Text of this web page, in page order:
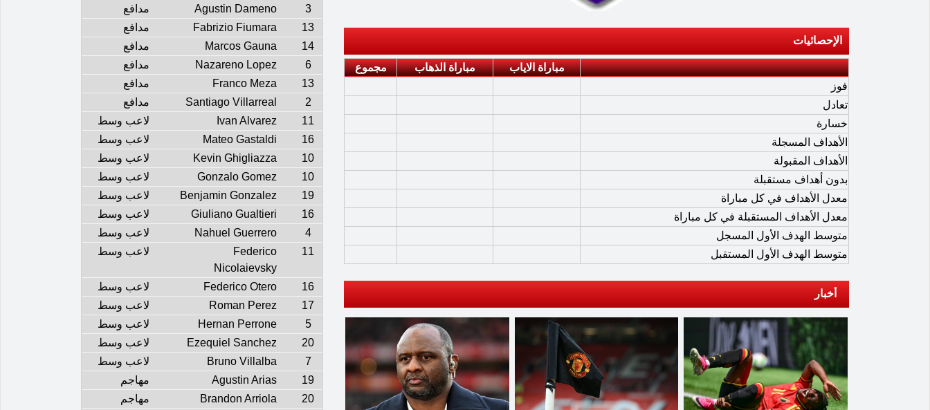
الإحصائيات
مباراة الاياب مباراة الذهاب
مجموع
فوز
تعادل
خسارة
الأهداف المسجلة
الأهداف المقبولة
بدون أهداف مستقبلة
معدل الأهداف في كل مباراة
معدل الأهداف المستقبلة في كل مباراة
متوسط الهدف الأول المسجل
متوسط الهدف الأول المستقبل
أخبار
3
Agustin Dameno
مدافع
13
Fabrizio Fiumara
مدافع
14
Marcos Gauna
مدافع
6
Nazareno Lopez
مدافع
13
Franco Meza
مدافع
2
Santiago Villarreal
مدافع
11
Ivan Alvarez
لاعب وسط
16
Mateo Gastaldi
لاعب وسط
10
Kevin Ghigliazza
لاعب وسط
10
Gonzalo Gomez
لاعب وسط
19
Benjamin Gonzalez
لاعب وسط
16
Giuliano Gualtieri
لاعب وسط
4
Nahuel Guerrero
لاعب وسط
11
Federico
Nicolaievsky
لاعب وسط
16
Federico Otero
لاعب وسط
17
Roman Perez
لاعب وسط
5
Hernan Perrone
لاعب وسط
20
Ezequiel Sanchez
لاعب وسط
7
Bruno Villalba
لاعب وسط
19
Agustin Arias
مهاجم
20
Brandon Arriola
مهاجم